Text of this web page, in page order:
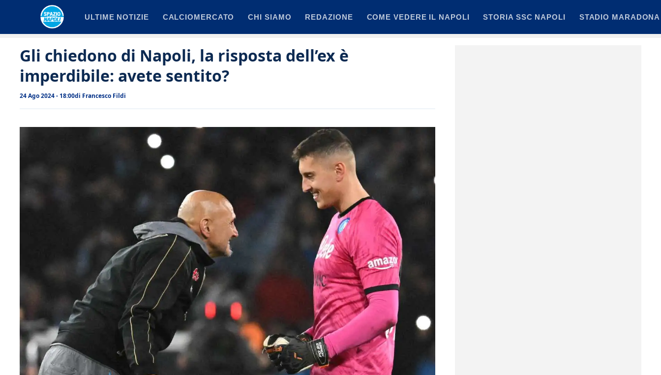
ULTIME NOTIZIE CALCIOMERCATO CHI SIAMO REDAZIONE COME VEDERE IL NAPOLI STORIA SSC NAPOLI STADIO MARADONA
Gli chiedono di Napoli, la risposta dell’ex è
imperdibile: avete sentito?
24 Ago 2024 - 18:00di Francesco Fildi